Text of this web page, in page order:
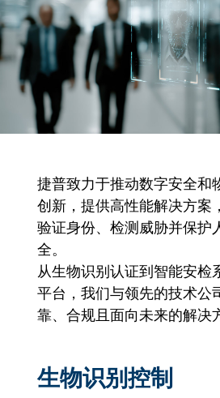
捷普致力于推动数字安全和
创新，提供高性能解决方案
验证身份、检测威胁并保护
全。
从生物识别认证到智能安检
平台，我们与领先的技术公
靠、合规且面向未来的解决
生物识别控制